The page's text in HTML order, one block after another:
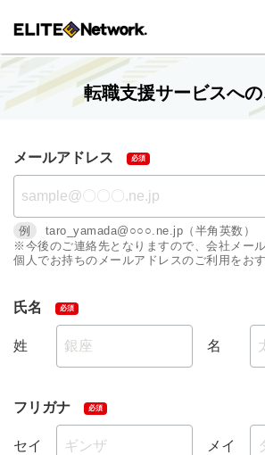
転職支援サービスへ
メールアドレス
例
taro_yamada@○○○.ne.jp（半角英数）
※今後のご連絡先となりますので、会社メー
個人でお持ちのメールアドレスのご利用をおす
氏名
姓 名
フリガナ
セイ メイ